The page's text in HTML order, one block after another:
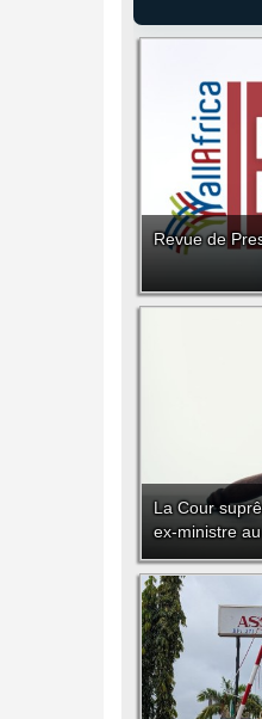
Revue de
La Cour
ex-ministre